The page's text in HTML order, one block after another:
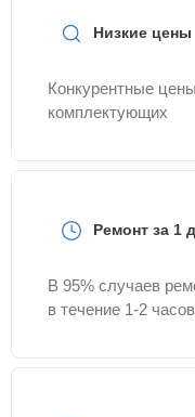
Низкие цены
Конкурентные
комплектующих
Ремонт за 1
В 95% случаев
в течение 1-2 часов